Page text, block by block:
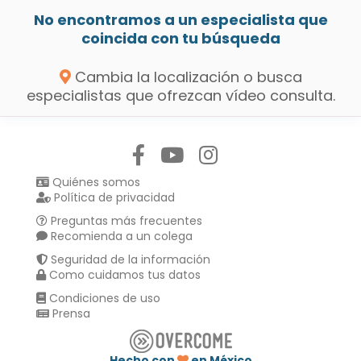
No encontramos a un especialista que
coincida con tu búsqueda
Cambia la localización o busca
especialistas que ofrezcan vídeo consulta.
Quiénes somos
Política de privacidad
Preguntas más frecuentes
Recomienda a un colega
Seguridad de la información
Como cuidamos tus datos
Condiciones de uso
Prensa